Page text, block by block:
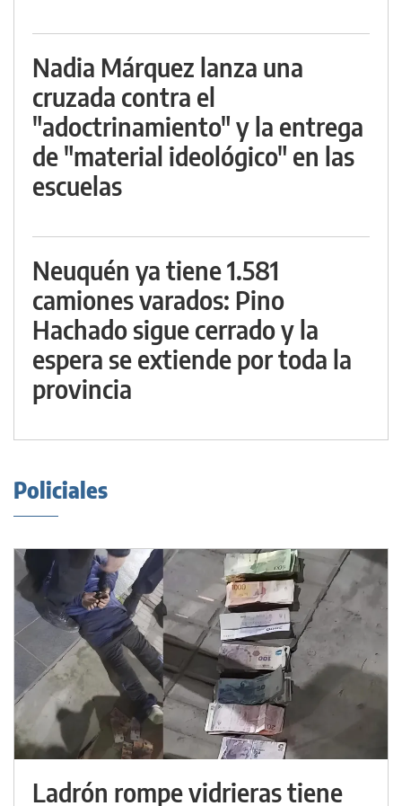
Nadia Márquez lanza una
cruzada contra el
"adoctrinamiento" y la entrega
de "material ideológico" en las
escuelas
Neuquén ya tiene 1.581
camiones varados: Pino
Hachado sigue cerrado y la
espera se extiende por toda la
provincia
Policiales
Ladrón rompe vidrieras tiene